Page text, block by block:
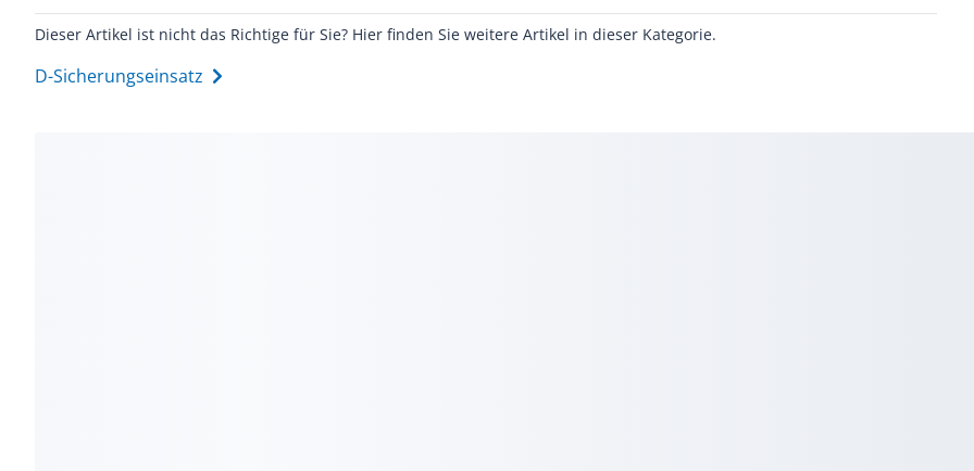
Dieser Artikel ist nicht das Richtige für Sie? Hier finden Sie weitere Artikel in dieser Kategorie.
D-Sicherungseinsatz